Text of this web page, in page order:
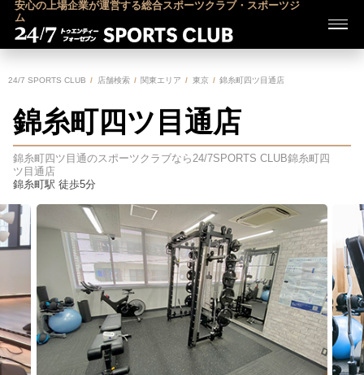
安心の上場企業が運営する総合スポーツクラブ・スポーツジ
ム
24/7 SPORTS CLUB 店舗検索 関東エリア 東京 錦糸町四ツ目通店
錦糸町四ツ目通店
錦糸町四ツ目通のスポーツクラブなら24/7SPORTS CLUB錦糸町四
ツ目通店
錦糸町駅 徒歩5分